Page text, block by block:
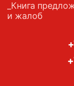
Книга
и жалоб